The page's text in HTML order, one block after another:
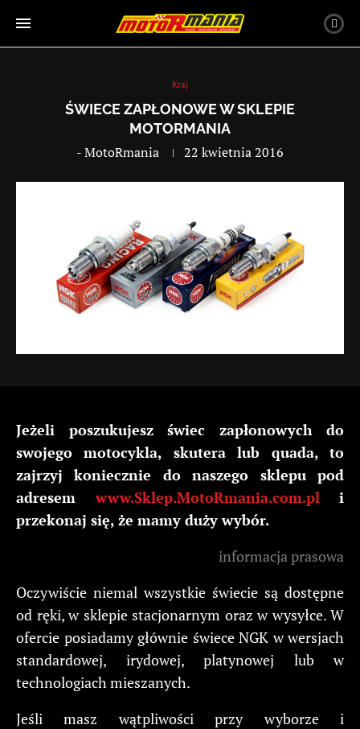
Kraj
ŚWIECE ZAPŁONOWE W SKLEPIE
MOTORMANIA
-MotoRmania 22 kwietnia 2016
Jeżeli poszukujesz świec zapłonowych do
swojego motocykla, skutera lub quada, to
zajrzyj koniecznie do naszego sklepu pod
adresemwww.Sklep.MotoRmania.com.pl i
przekonaj się, że mamy duży wybór.
informacja prasowa
Oczywiście niemal wszystkie świecie są dostępne
od ręki, w sklepie stacjonarnym oraz w wysyłce. W
ofercie posiadamy głównie świece NGK w wersjach
standardowej, irydowej, platynowej lub w
technologiach mieszanych.
Jeśli masz wątpliwości przy wyborze i